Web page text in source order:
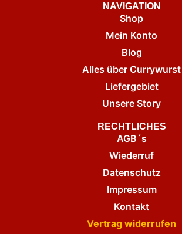
NAVIGATION
Shop
Mein Konto
Blog
Alles über Currywurst
Liefergebiet
Unsere Story
RECHTLICHES
AGB´s
Wiederruf
Datenschutz
Impressum
Kontakt
Vertrag widerrufen